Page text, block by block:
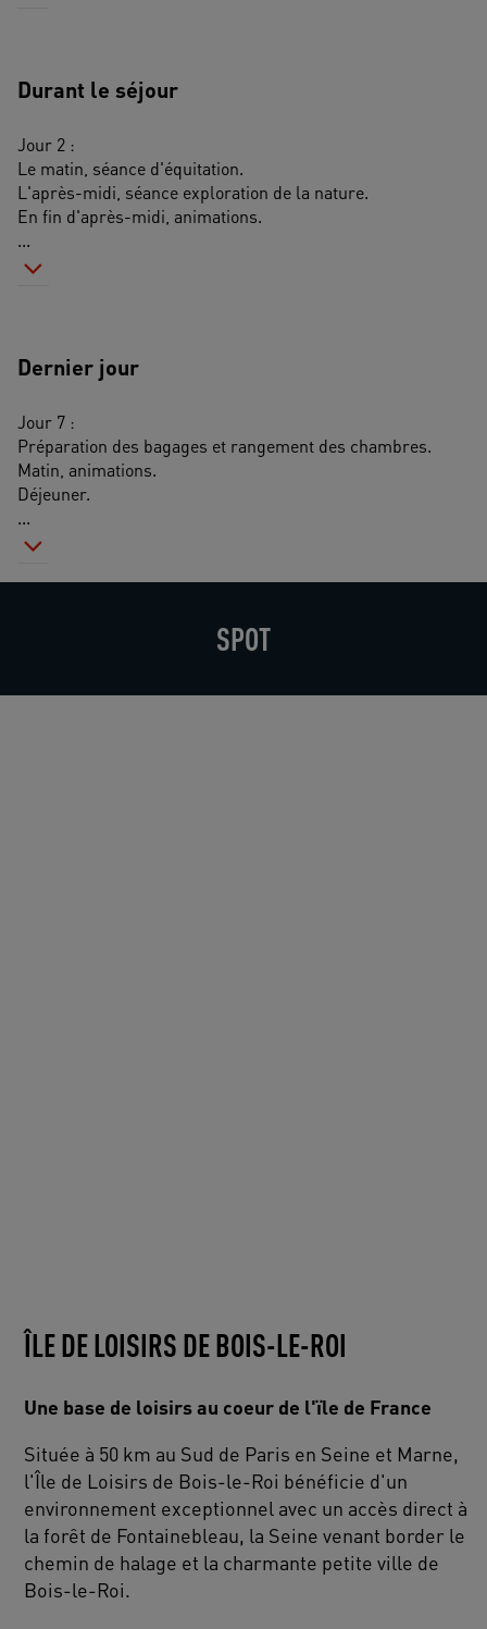
Durant le séjour
Jour 2 :
Le matin, séance d'équitation.
L'après-midi, séance exploration de la nature.
En fin d'après-midi, animations.
...
Dernier jour
Jour 7 :
Préparation des bagages et rangement des chambres.
Matin, animations.
Déjeuner.
...
SPOT
ÎLE DE LOISIRS DE BOIS-LE-ROI
Une base de loisirs au coeur de l'ïle de France
Située à 50 km au Sud de Paris en Seine et Marne,
l'Île de Loisirs de Bois-le-Roi bénéficie d'un
environnement exceptionnel avec un accès direct à
la forêt de Fontainebleau, la Seine venant border le
chemin de halage et la charmante petite ville de
Bois-le-Roi.